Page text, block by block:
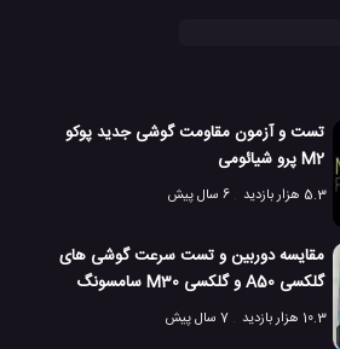
تست و آزمون مقاومت گوشی جدید پوکو
M2 پرو شیائومی
5.3 هزار بازدید
6 سال پیش
مقایسه دوربین و تست سرعت گوشی های
گلکسی A50 و گلکسی M30 سامسونگ
10.3 هزار بازدید
7 سال پیش